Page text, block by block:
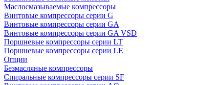
Маслосмазываемые компрессоры
Винтовые компрессоры серии G
Винтовые компрессоры cерии GA
Винтовые компрессоры cерии GA VSD
Поршневые компрессоры серии LT
Поршневые компрессоры серии LE
Опции
Безмасляные компрессоры
Спиральные компрессоры серии SF